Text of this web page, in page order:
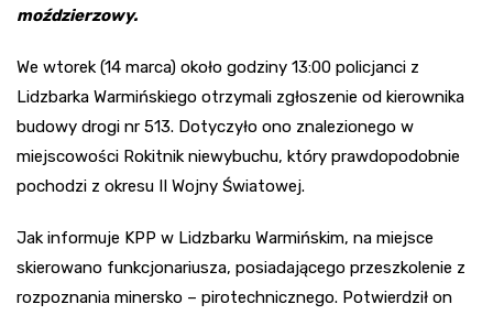
moździerzowy.
We wtorek (14 marca) około godziny 13:00 policjanci z
Lidzbarka Warmińskiego otrzymali zgłoszenie od kierownika
budowy drogi nr 513. Dotyczyło ono znalezionego w
miejscowości Rokitnik niewybuchu, który prawdopodobnie
pochodzi z okresu II Wojny Światowej.
Jak informuje KPP w Lidzbarku Warmińskim, na miejsce
skierowano funkcjonariusza, posiadającego przeszkolenie z
rozpoznania minersko – pirotechnicznego. Potwierdził on